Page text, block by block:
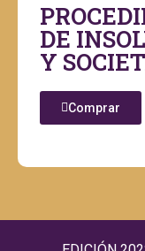
DE
Y
Comprar